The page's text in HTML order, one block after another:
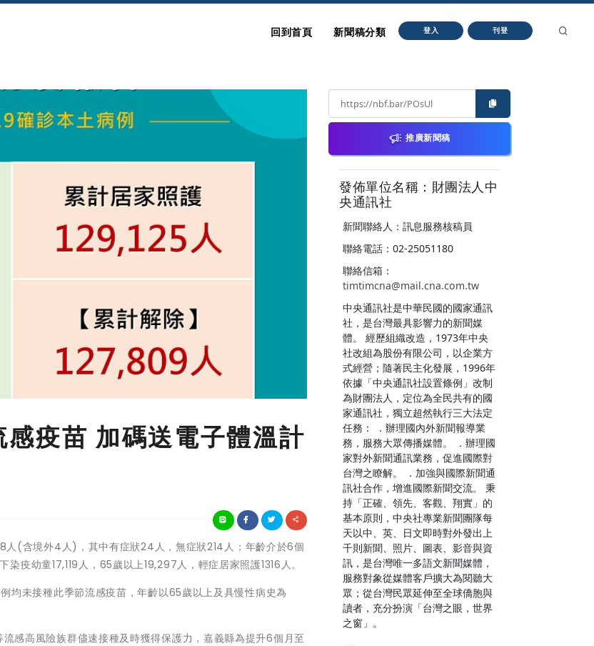
回到首頁 新聞稿分類 登入 刊登
疫苗 加碼送電子體溫計
(含境外4人)，其中有症狀24人，無症狀214人；年齡介於6個
疫幼童17,119人，65歲以上19,297人，輕症居家照護1316人。
均未接種此季節流感疫苗，年齡以65歲以上及具慢性病史為
感高風險族群儘速接種及時獲得保護力，嘉義縣為提升6個月至
推廣新聞稿
發佈單位名稱：財團法人中
央通訊社
新聞聯絡人：訊息服務核稿員
聯絡電話：02-25051180
聯絡信箱：
timtimcna@mail.cna.com.tw
中央通訊社是中華民國的國家通訊
社，是台灣最具影響力的新聞媒
體。 經歷組織改造，1973年中央
社改組為股份有限公司，以企業方
式經營；隨著民主化發展，1996年
依據「中央通訊社設置條例」改制
為財團法人，定位為全民共有的國
家通訊社，獨立超然執行三大法定
任務： ．辦理國內外新聞報導業
務，服務大眾傳播媒體。 ．辦理國
家對外新聞通訊業務，促進國際對
台灣之瞭解。 ．加強與國際新聞通
訊社合作，增進國際新聞交流。 秉
持「正確、領先、客觀、翔實」的
基本原則，中央社專業新聞團隊每
天以中、英、日文即時對外發出上
千則新聞、照片、圖表、影音與資
訊，是台灣唯一多語文新聞媒體，
服務對象從媒體客戶擴大為閱聽大
眾；從台灣民眾延伸至全球僑胞與
讀者，充分扮演「台灣之眼，世界
之窗」。